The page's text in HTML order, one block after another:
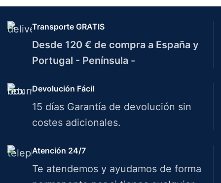
Transporte GRATIS
Desde 120 € de compra a España y
Portugal - Península -
Devolución Fácil
15 días Garantía de devolución sin
costes adicionales.
Atención 24/7
Te atendemos y ayudamos de forma